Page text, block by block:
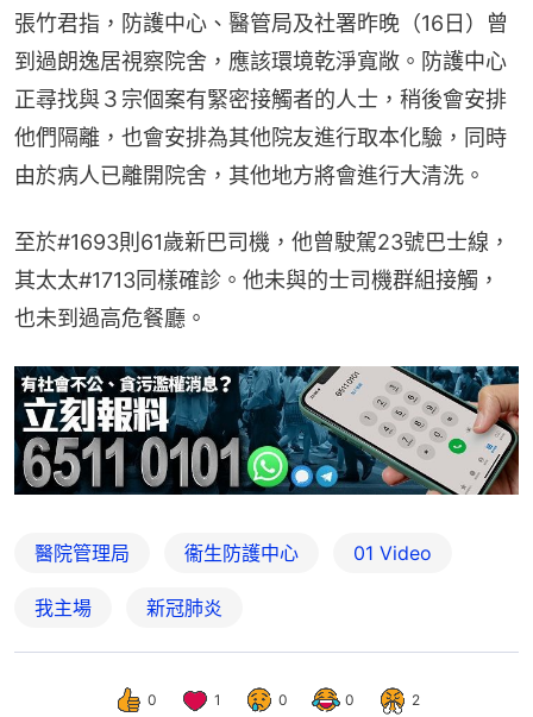
張竹君指，防護中心、醫管局及社署昨晚（16日）曾
到過朗逸居視察院舍，應該環境乾淨寬敞。防護中心
正尋找與３宗個案有緊密接觸者的人士，稍後會安排
他們隔離，也會安排為其他院友進行取本化驗，同時
由於病人已離開院舍，其他地方將會進行大清洗。
至於#1693則61歲新巴司機，他曾駛駕23號巴士線，
其太太#1713同樣確診。他未與的士司機群組接觸，
也未到過高危餐廳。
醫院管理局 衞生防護中心 01 Video
我主場 新冠肺炎
0 1 0 0 2